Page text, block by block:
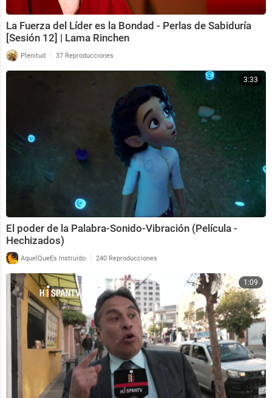
La Fuerza del Líder es la Bondad - Perlas de Sabiduría
[Sesión 12] | Lama Rinchen
Plenitud | 37 Reproducciones
3:33
El poder de la Palabra-Sonido-Vibración (Película -
Hechizados)
AquelQueEs Instruido | 240 Reproducciones
1:09